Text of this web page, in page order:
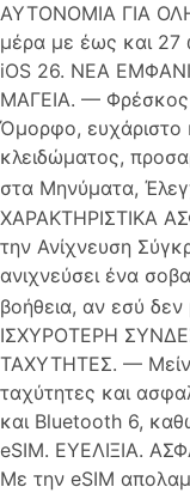
ΑΥΤΟΝΟΜΙΑ ΓΙΑ
μέρα με έως και 27
iOS 26. ΝΕΑ
ΜΑΓΕΙΑ. — Φρέσκος
Όμορφο, ευχάριστο
κλειδώματος,
στα Μηνύματα,
ΧΑΡΑΚΤΗΡΙΣΤΙΚΑ
την Ανίχνευση
ανιχνεύσει ένα
βοήθεια, αν εσύ δεν
ΙΣΧΥΡΟΤΕΡΗ
ΤΑΧΥΤΗΤΕΣ. —
ταχύτητες και
και Bluetooth 6,
eSIM. ΕΥΕΛΙΞΙΑ.
Με την eSIM